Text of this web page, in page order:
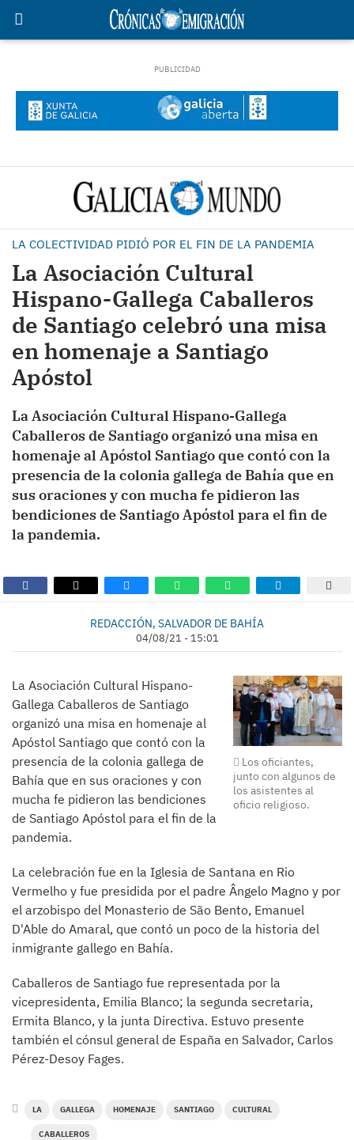
LA COLECTIVIDAD PIDIÓ POR EL FIN DE LA PANDEMIA
La Asociación Cultural
Hispano-Gallega Caballeros
de Santiago celebró una misa
en homenaje a Santiago
Apóstol
La Asociación Cultural Hispano-Gallega
Caballeros de Santiago organizó una misa en
homenaje al Apóstol Santiago que contó con la
presencia de la colonia gallega de Bahía que en
sus oraciones y con mucha fe pidieron las
bendiciones de Santiago Apóstol para el fin de
la pandemia.
REDACCIÓN, SALVADOR DE BAHÍA
04/08/21 - 15:01
Los oficiantes,
junto con algunos de
los asistentes al
oficio religioso.
La Asociación Cultural Hispano-
Gallega Caballeros de Santiago
organizó una misa en homenaje al
Apóstol Santiago que contó con la
presencia de la colonia gallega de
Bahía que en sus oraciones y con
mucha fe pidieron las bendiciones
de Santiago Apóstol para el fin de la
pandemia.
La celebración fue en la Iglesia de Santana en Rio
Vermelho y fue presidida por el padre Ângelo Magno y por
el arzobispo del Monasterio de São Bento, Emanuel
D'Able do Amaral, que contó un poco de la historia del
inmigrante gallego en Bahía.
Caballeros de Santiago fue representada por la
vicepresidenta, Emilia Blanco; la segunda secretaria,
Ermita Blanco, y la junta Directiva. Estuvo presente
también el cónsul general de España en Salvador, Carlos
Pérez-Desoy Fages.
LA GALLEGA HOMENAJE SANTIAGO CULTURAL
CABALLEROS